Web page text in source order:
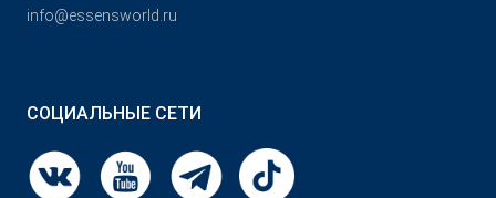
info@essensworld.ru
СОЦИАЛЬНЫЕ СЕТИ